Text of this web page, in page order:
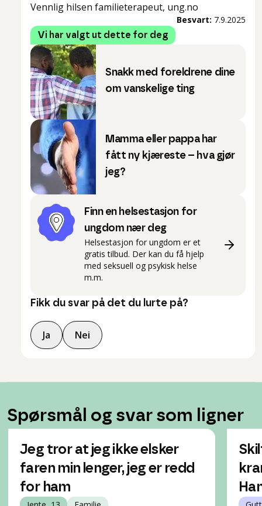
Vennlig hilsen familieterapeut, ung.no
Besvart: 7.9.2025
Vi har valgt ut dette for deg
Snakk med foreldrene dine
om vanskelige ting
Mamma eller pappa har
fått ny kjæreste – hva gjør
jeg?
Finn en helsestasjon for
ungdom nær deg
Helsestasjon for ungdom er et
gratis tilbud. Der kan du få hjelp
med seksuell og psykisk helse
m.m.
Fikk du svar på det du lurte på?
Ja Nei
Spørsmål og svar som ligner
Jeg tror at jeg ikke elsker
faren min lenger, jeg er redd
for ham